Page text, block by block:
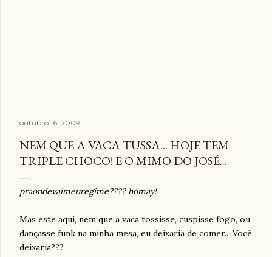
outubro 16, 2009
NEM QUE A VACA TUSSA... HOJE TEM
TRIPLE CHOCO! E O MIMO DO JOSÉ...
praondevaimeuregime???? hómay!
Mas este aqui, nem que a vaca tossisse, cuspisse fogo, ou
dançasse funk na minha mesa, eu deixaria de comer... Você
deixaria???